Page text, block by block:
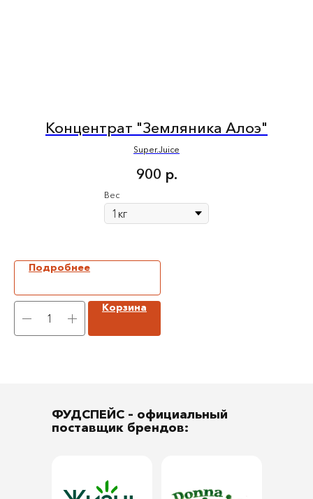
Концентрат "Земляника Алоэ"
Super.Juice
900 р.
Вес
Подробнее
Корзина
ФУДСПЕЙС – официальный
поставщик брендов: